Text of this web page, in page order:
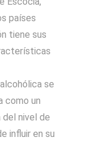
países
tiene sus
se
como un
del nivel de
influir en su